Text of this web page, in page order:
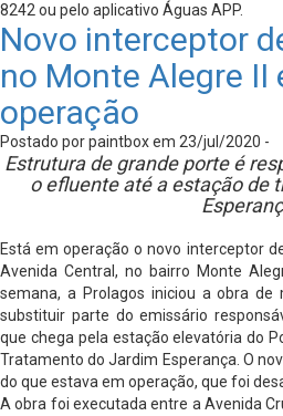
8242 ou pelo aplicativo Águas APP.
Novo interceptor
no Monte Alegre II
operação
Postado por paintbox em 23/jul/2020 -
Estrutura de grande porte é
o efluente até a estação de
Está em operação o novo interceptor
Avenida Central, no bairro Monte
semana, a Prolagos iniciou a obra de
substituir parte do emissário
que chega pela estação elevatória do
Tratamento do Jardim Esperança. O
do que estava em operação, que foi
A obra foi executada entre a Avenida